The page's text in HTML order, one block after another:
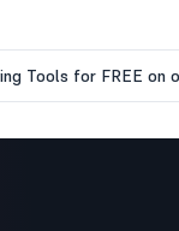
Tools for FREE on